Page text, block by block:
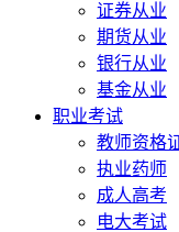
证券从业
期货从业
银行从业
基金从业
职业考试
教师资格
执业药师
成人高考
电大考试